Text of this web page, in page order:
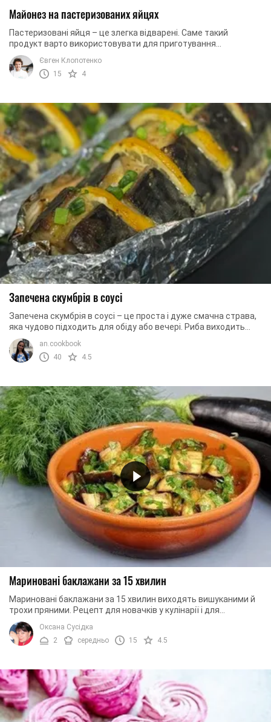
Майонез на пастеризованих яйцях
Пастеризовані яйця – це злегка відварені. Саме такий
продукт варто використовувати для приготування
домашнього майонезу. З таким соусом ваші страви ...
Євген Клопотенко
15
4
Запечена скумбрія в соусі
Запечена скумбрія в соусі – це проста і дуже смачна страва,
яка чудово підходить для обіду або вечері. Риба виходить
ніжною, соковитою та ароматною ...
an.cookbook
40
4.5
Мариновані баклажани за 15 хвилин
Мариновані баклажани за 15 хвилин виходять вишуканими й
трохи пряними. Рецепт для новачків у кулінарії і для
справжніх шеф-кухарів, для всіх, хто ...
Оксана Сусідка
2
середньо 15 4.5